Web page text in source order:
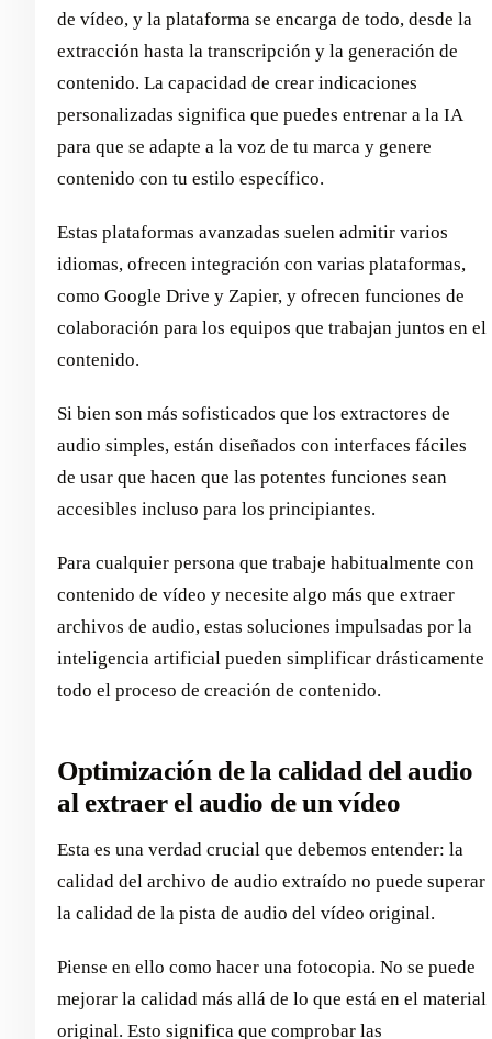
de vídeo, y la plataforma se encarga de todo, desde la
extracción hasta la transcripción y la generación de
contenido. La capacidad de crear indicaciones
personalizadas significa que puedes entrenar a la IA
para que se adapte a la voz de tu marca y genere
contenido con tu estilo específico.
Estas plataformas avanzadas suelen admitir varios
idiomas, ofrecen integración con varias plataformas,
como Google Drive y Zapier, y ofrecen funciones de
colaboración para los equipos que trabajan juntos en el
contenido.
Si bien son más sofisticados que los extractores de
audio simples, están diseñados con interfaces fáciles
de usar que hacen que las potentes funciones sean
accesibles incluso para los principiantes.
Para cualquier persona que trabaje habitualmente con
contenido de vídeo y necesite algo más que extraer
archivos de audio, estas soluciones impulsadas por la
inteligencia artificial pueden simplificar drásticamente
todo el proceso de creación de contenido.
Optimización de la calidad del audio
al extraer el audio de un vídeo
Esta es una verdad crucial que debemos entender: la
calidad del archivo de audio extraído no puede superar
la calidad de la pista de audio del vídeo original.
Piense en ello como hacer una fotocopia. No se puede
mejorar la calidad más allá de lo que está en el material
original. Esto significa que comprobar las